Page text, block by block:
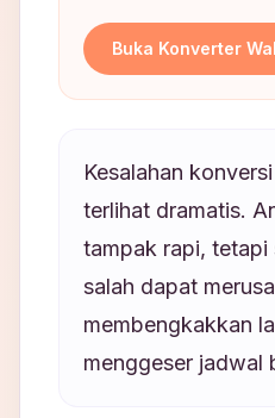
Buka Konverter
Kesalahan
terlihat dramatis.
tampak rapi, tetapi
salah dapat
membengkakkan
menggeser jadwal